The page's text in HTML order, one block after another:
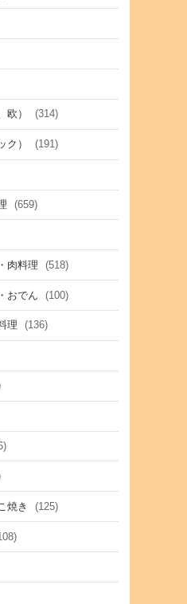
欧） (314)
ク） (191)
(659)
肉料理 (518)
おでん (100)
理 (136)
焼き (125)